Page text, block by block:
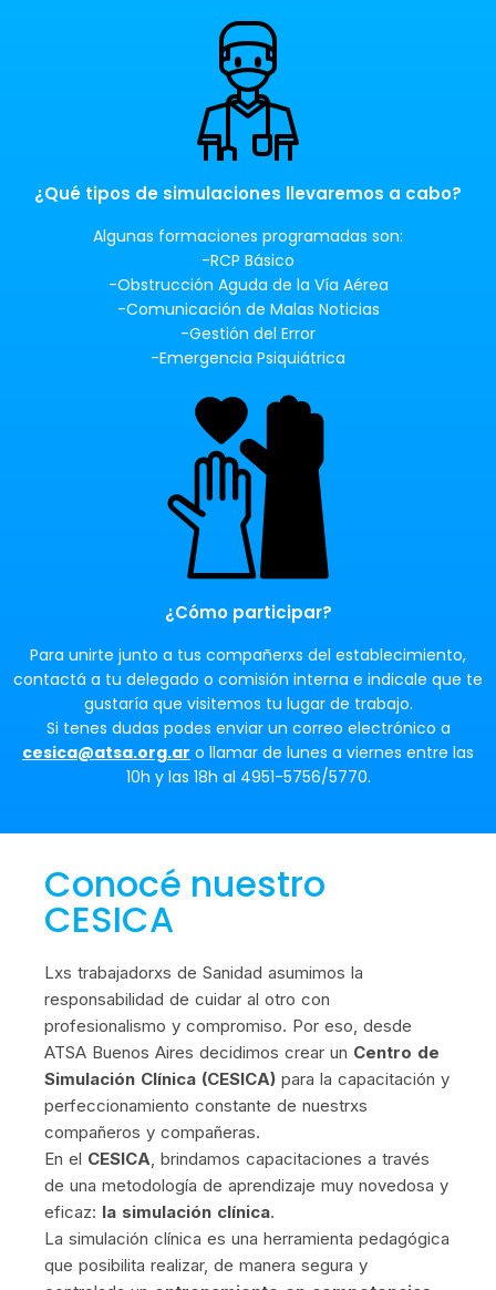
¿Qué tipos de simulaciones llevaremos a cabo?
Algunas formaciones programadas son:
-RCP Básico
-Obstrucción Aguda de la Vía Aérea
-Comunicación de Malas Noticias
-Gestión del Error
-Emergencia Psiquiátrica
¿Cómo participar?
Para unirte junto a tus compañerxs del establecimiento,
contactá a tu delegado o comisión interna e indicale que te
gustaría que visitemos tu lugar de trabajo.
Si tenes dudas podes enviar un correo electrónico a
cesica@atsa.org.ar o llamar de lunes a viernes entre las
10h y las 18h al 4951-5756/5770.
Conocé nuestro
CESICA
Lxs trabajadorxs de Sanidad asumimos la
responsabilidad de cuidar al otro con
profesionalismo y compromiso. Por eso, desde
ATSA Buenos Aires decidimos crear un Centro de
Simulación Clínica (CESICA) para la capacitación y
perfeccionamiento constante de nuestrxs
compañeros y compañeras.
En el CESICA, brindamos capacitaciones a través
de una metodología de aprendizaje muy novedosa y
eficaz: la simulación clínica.
La simulación clínica es una herramienta pedagógica
que posibilita realizar, de manera segura y